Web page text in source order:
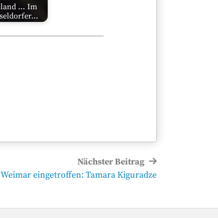
… Im
Nächster Beitrag
eingetroffen: Tamara Kiguradze